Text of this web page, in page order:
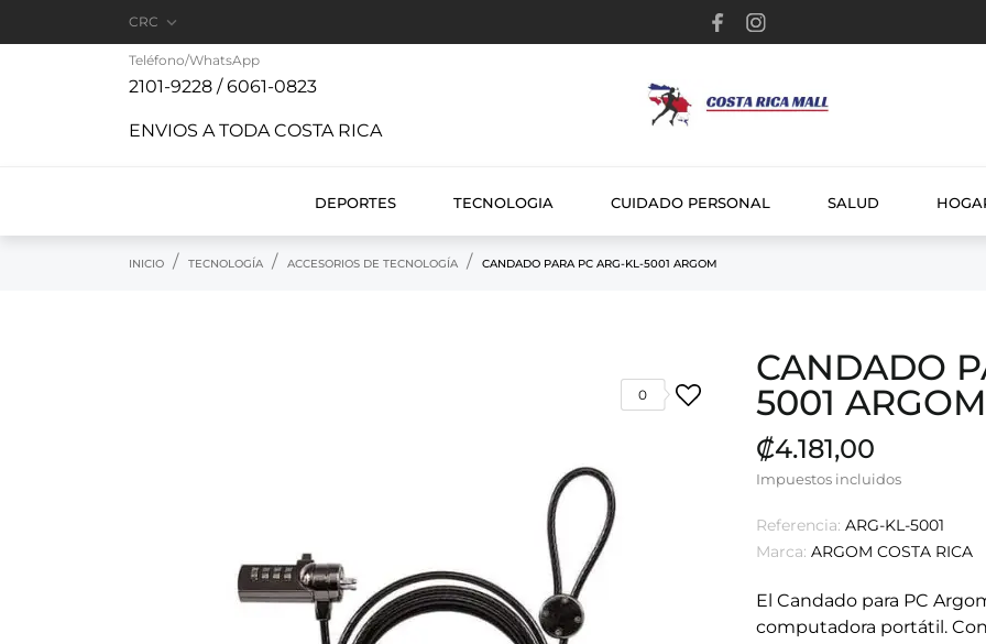
CRC 
Teléfono/WhatsApp
2101-9228 / 6061-0823
ENVIOS A TODA COSTA RICA
DEPORTES TECNOLOGIA CUIDADO PERSONAL SALUD
INICIO TECNOLOGÍA ACCESORIOS DE TECNOLOGÍA CANDADO PARA PC ARG-KL-5001 ARGOM
0
CANDADO
5001 ARGOM
₡4.181,00
Impuestos incluidos
Referencia: ARG-KL-5001
Marca: ARGOM COSTA RICA
El Candado para PC
computadora portátil.